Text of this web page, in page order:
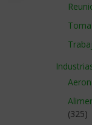
(325)